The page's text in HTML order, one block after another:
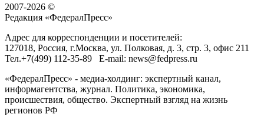
2007-2026 ©
Редакция «ФедералПресс»
Адрес для корреспонденции и посетителей:
127018, Россия, г.Москва, ул. Полковая, д. 3, стр. 3, офис 211
Тел.+7(499) 112-35-89 E-mail: news@fedpress.ru
«ФедералПресс» - медиа-холдинг: экспертный канал,
информагентства, журнал. Политика, экономика,
происшествия, общество. Экспертный взгляд на жизнь
регионов РФ